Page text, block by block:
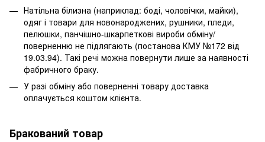
Натільна білизна (наприклад: боді, чоловічки, майки),
одяг і товари для новонароджених, рушники, пледи,
пелюшки, панчішно-шкарпеткові вироби обміну/
поверненню не підлягають (постанова КМУ №172 від
19.03.94). Такі речі можна повернути лише за наявності
фабричного браку.
У разі обміну або поверненні товару доставка
оплачується коштом клієнта.
Бракований товар